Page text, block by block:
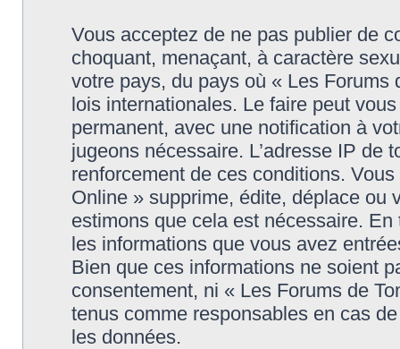
Vous acceptez de ne pas publier de
choquant, menaçant, à caractère
votre pays, du pays où « Les
lois internationales. Le faire peut
permanent, avec une notification à
jugeons nécessaire. L’adresse IP de
renforcement de ces conditions.
Online » supprime, édite, déplace ou
estimons que cela est nécessaire.
les informations que vous avez
Bien que ces informations ne soient
consentement, ni « Les Forums de
tenus comme responsables en cas
les données.